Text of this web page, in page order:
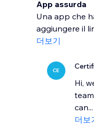
App assurda
Una app che
aggiungere il
더보기
CE
Hi,
can...
더보